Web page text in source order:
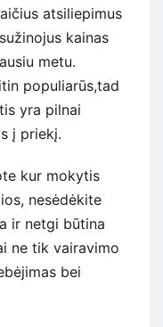
atsiliepimus
kainas
metu.
populiarūs,tad
yra pilnai
į priekį.
kur mokytis
nesėdėkite
ir netgi būtina
ne tik vairavimo
bei